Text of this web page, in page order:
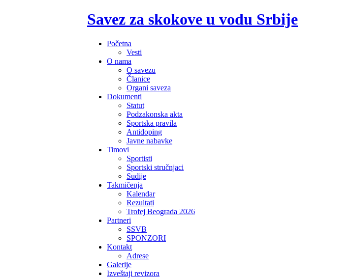
Savez za skokove u vodu Srbije
Početna
Vesti
O nama
O savezu
Članice
Organi saveza
Dokumenti
Statut
Podzakonska akta
Sportska pravila
Antidoping
Javne nabavke
Timovi
Sportisti
Sportski stručnjaci
Sudije
Takmičenja
Kalendar
Rezultati
Trofej Beograda 2026
Partneri
SSVB
SPONZORI
Kontakt
Adrese
Galerije
Izveštaji revizora